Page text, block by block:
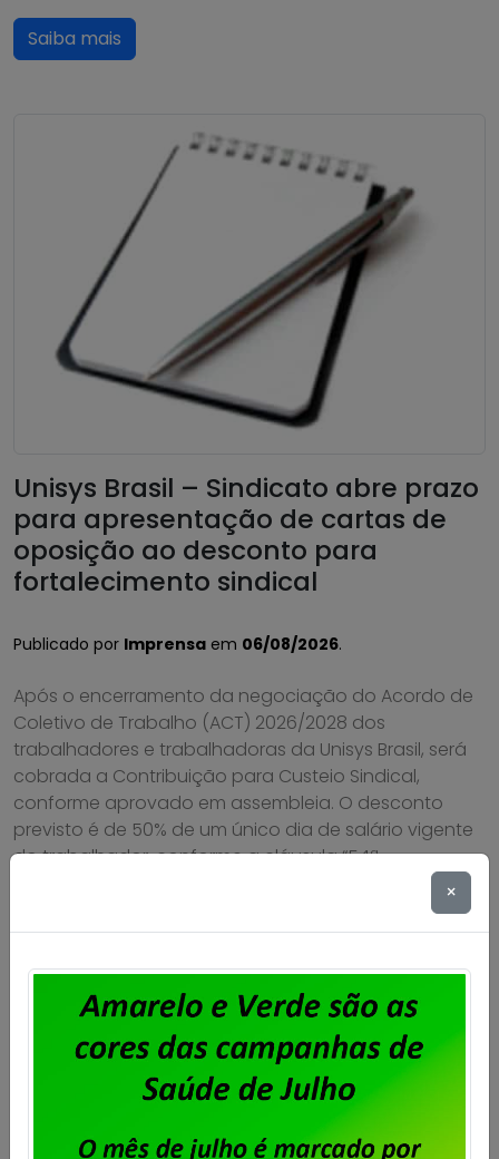
Saiba mais
Unisys Brasil – Sindicato abre prazo
para apresentação de cartas de
oposição ao desconto para
fortalecimento sindical
Publicado por Imprensa em 06/08/2026.
Após o encerramento da negociação do Acordo de
Coletivo de Trabalho (ACT) 2026/2028 dos
trabalhadores e trabalhadoras da Unisys Brasil, será
cobrada a Contribuição para Custeio Sindical,
conforme aprovado em assembleia. O desconto
previsto é de 50% de um único dia de salário vigente
do trabalhador, conforme a cláusula “54ª –
Saiba mais
×